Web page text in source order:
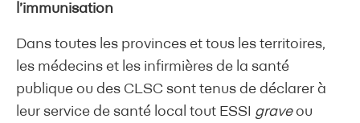
l’immunisation
Dans toutes les provinces et tous les territoires,
les médecins et les infirmières de la santé
publique ou des CLSC sont tenus de déclarer à
leur service de santé local tout ESSI graveou